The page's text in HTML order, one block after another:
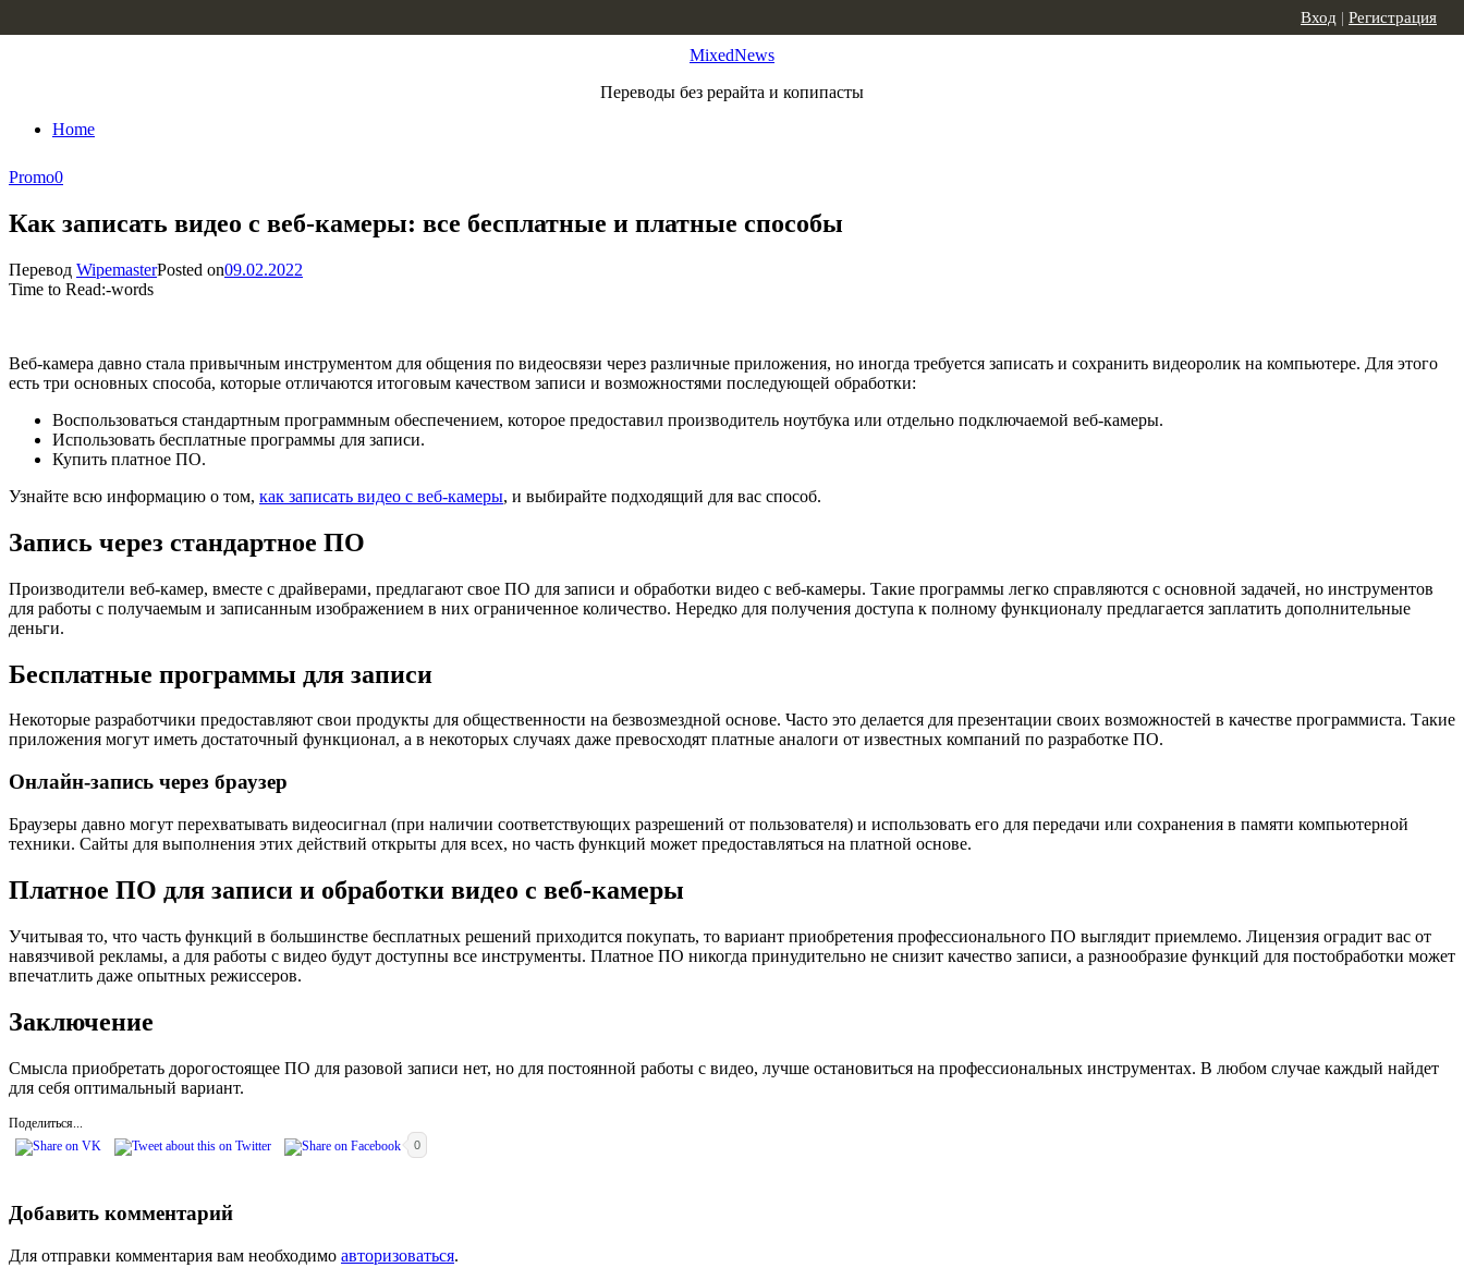
MixedNews
Переводы без рерайта и копипасты
Home
Вход | Регистрация
Promo0
Как записать видео с веб-камеры: все бесплатные и платные способы
Перевод WipemasterPosted on09.02.2022
Time to Read:-words
Веб-камера давно стала привычным инструментом для общения по видеосвязи через различные приложения, но иногда требуется записать и сохранить видеоролик на компьютере. Для этого
есть три основных способа, которые отличаются итоговым качеством записи и возможностями последующей обработки:
Воспользоваться стандартным программным обеспечением, которое предоставил производитель ноутбука или отдельно подключаемой веб-камеры.
Использовать бесплатные программы для записи.
Купить платное ПО.
Узнайте всю информацию о том, как записать видео с веб-камеры, и выбирайте подходящий для вас способ.
Запись через стандартное ПО
Производители веб-камер, вместе с драйверами, предлагают свое ПО для записи и обработки видео с веб-камеры. Такие программы легко справляются с основной задачей, но инструментов
для работы с получаемым и записанным изображением в них ограниченное количество. Нередко для получения доступа к полному функционалу предлагается заплатить дополнительные
деньги.
Бесплатные программы для записи
Некоторые разработчики предоставляют свои продукты для общественности на безвозмездной основе. Часто это делается для презентации своих возможностей в качестве программиста. Такие
приложения могут иметь достаточный функционал, а в некоторых случаях даже превосходят платные аналоги от известных компаний по разработке ПО.
Онлайн-запись через браузер
Браузеры давно могут перехватывать видеосигнал (при наличии соответствующих разрешений от пользователя) и использовать его для передачи или сохранения в памяти компьютерной
техники. Сайты для выполнения этих действий открыты для всех, но часть функций может предоставляться на платной основе.
Платное ПО для записи и обработки видео с веб-камеры
Учитывая то, что часть функций в большинстве бесплатных решений приходится покупать, то вариант приобретения профессионального ПО выглядит приемлемо. Лицензия оградит вас от
навязчивой рекламы, а для работы с видео будут доступны все инструменты. Платное ПО никогда принудительно не снизит качество записи, а разнообразие функций для постобработки может
впечатлить даже опытных режиссеров.
Заключение
Смысла приобретать дорогостоящее ПО для разовой записи нет, но для постоянной работы с видео, лучше остановиться на профессиональных инструментах. В любом случае каждый найдет
для себя оптимальный вариант.
Поделиться...
0
Добавить комментарий
Для отправки комментария вам необходимо авторизоваться.